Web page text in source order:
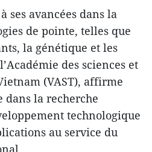
ses avancées dans la
de pointe, telles que
la génétique et les
des sciences et
(VAST), affirme
dans la recherche
technologique
au service du